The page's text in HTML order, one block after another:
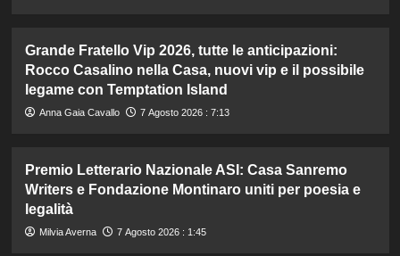
Grande Fratello Vip 2026, tutte le anticipazioni:
Rocco Casalino nella Casa, nuovi vip e il possibile
legame con Temptation Island
Anna Gaia Cavallo 7 Agosto 2026 : 7:13
Premio Letterario Nazionale ASI: Casa Sanremo
Writers e Fondazione Montinaro uniti per poesia e
legalità
Milvia Averna 7 Agosto 2026 : 1:45